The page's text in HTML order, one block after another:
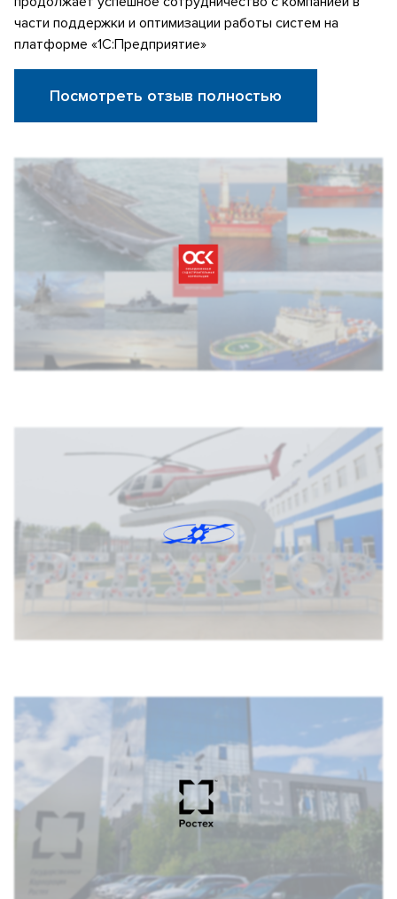
части поддержки и оптимизации работы систем на
платформе «1С:Предприятие»
Посмотреть отзыв полностью